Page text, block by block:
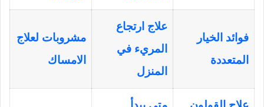
فوائد الخيار
المتعددة
علاج ارتجاع
المريء في
المنزل
مشروبات لعلاج
الامساك